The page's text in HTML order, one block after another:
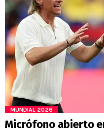
MUNDIAL 2026
Micrófono abierto